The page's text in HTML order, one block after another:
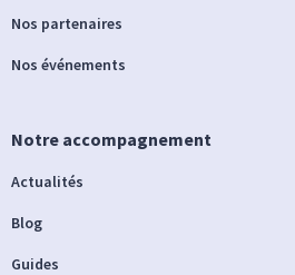
Nos partenaires
Nos événements
Notre accompagnement
Actualités
Blog
Guides